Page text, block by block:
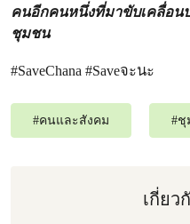
คนอีกคนหนึ่งที่มาขับเคลื่อน
ชุมชน
#SaveChana #Saveจะนะ
#คนและสังคม #ชุ
เกี่ยว